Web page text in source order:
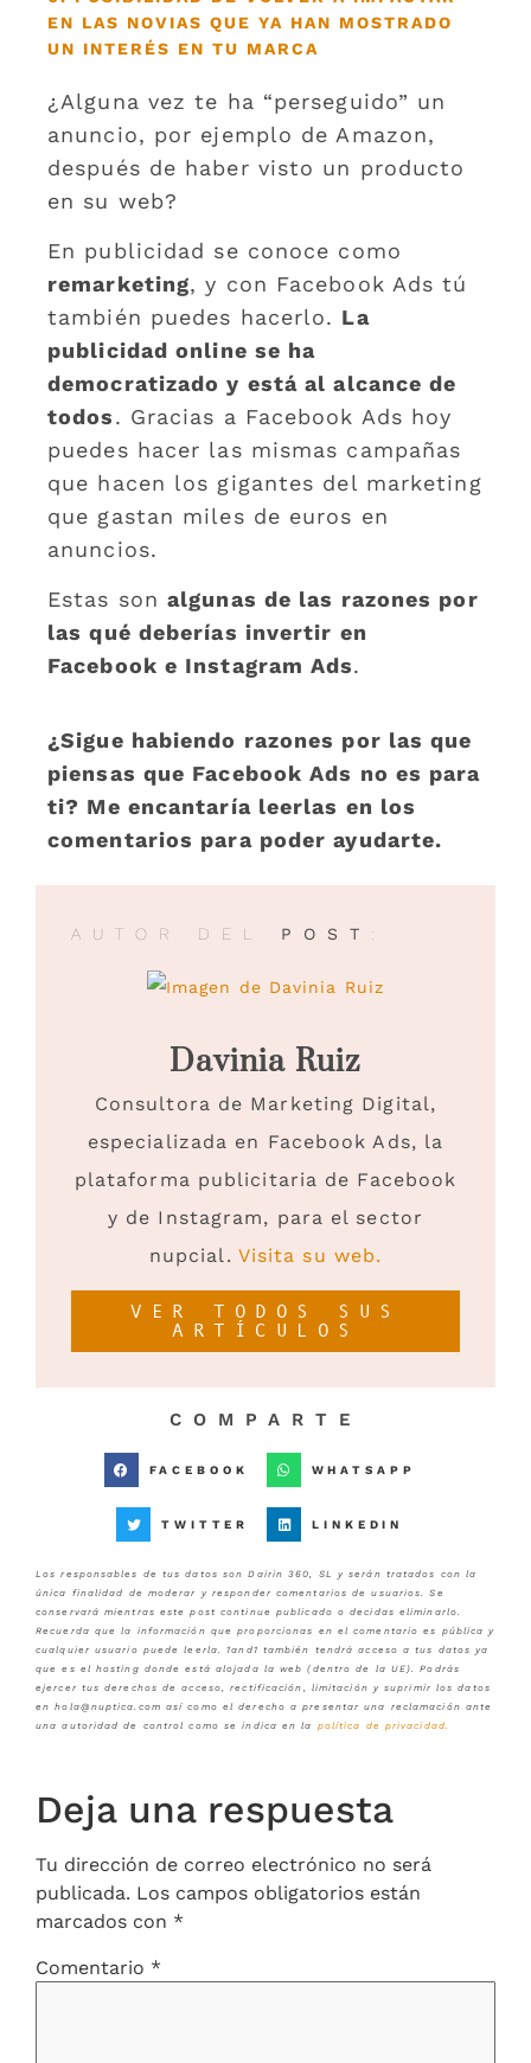
EN LAS NOVIAS QUE YA HAN MOSTRADO
UN INTERÉS EN TU MARCA
¿Alguna vez te ha “perseguido” un
anuncio, por ejemplo de Amazon,
después de haber visto un producto
en su web?
En publicidad se conoce como
remarketing, y con Facebook Ads tú
también puedes hacerlo. La
publicidad online se ha
democratizado y está al alcance de
todos. Gracias a Facebook Ads hoy
puedes hacer las mismas campañas
que hacen los gigantes del marketing
que gastan miles de euros en
anuncios.
Estas son algunas de las razones por
las qué deberías invertir en
Facebook e Instagram Ads.
¿Sigue habiendo razones por las que
piensas que Facebook Ads no es para
ti? Me encantaría leerlas en los
comentarios para poder ayudarte.
AUTOR DEL POST :
Davinia Ruiz
Consultora de Marketing Digital,
especializada en Facebook Ads, la
plataforma publicitaria de Facebook
y de Instagram, para el sector
nupcial. Visita su web.
VER TODOS SUS
ARTÍCULOS
COMPARTE
FACEBOOK WHATSAPP
TWITTER LINKEDIN
Los responsables de tus datos son Dairin 360, SL y serán tratados con la
única finalidad de moderar y responder comentarios de usuarios. Se
conservará mientras este post continue publicado o decidas eliminarlo.
Recuerda que la información que proporcionas en el comentario es pública y
cualquier usuario puede leerla. 1and1 también tendrá acceso a tus datos ya
que es el hosting donde está alojada la web (dentro de la UE). Podrás
ejercer tus derechos de acceso, rectificación, limitación y suprimir los datos
en hola@nuptica.com así como el derecho a presentar una reclamación ante
una autoridad de control como se indica en la política de privacidad.
Deja una respuesta
Tu dirección de correo electrónico no será
publicada. Los campos obligatorios están
marcados con *
Comentario *